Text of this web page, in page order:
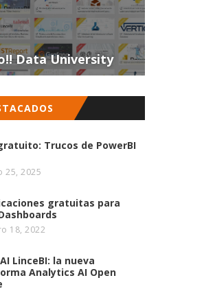
Data University
Trucos de PowerBI
25, 2025
gratuitas para
18, 2022
LinceBI: la nueva
Analytics AI Open